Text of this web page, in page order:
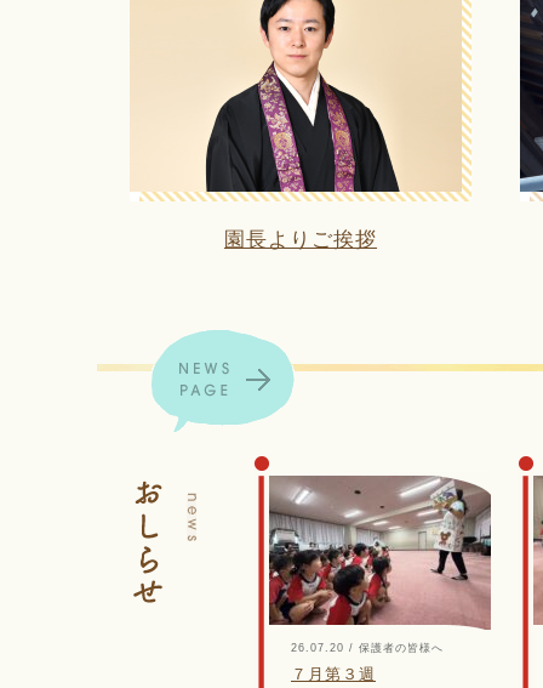
園長よりご挨拶
26.07.20 / 保護者の皆様へ
７月第３週